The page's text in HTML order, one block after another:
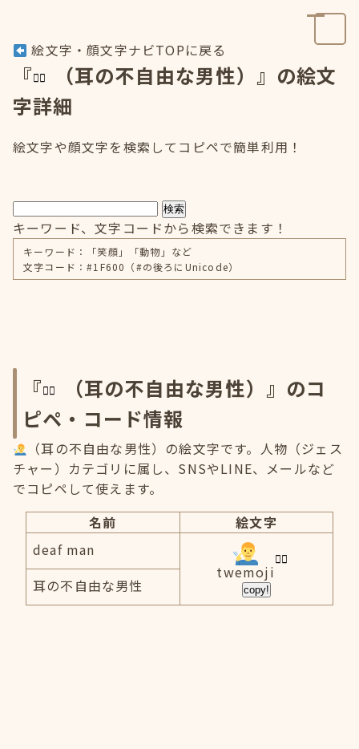
絵文字・顔文字ナビTOPに戻る
『
（耳の不自由な男性）』の絵文
字詳細
絵文字や顔文字を検索してコピペで簡単利用！
検索
キーワード、文字コードから検索できます！
キーワード：「笑顔」「動物」など
文字コード：#1F600（#の後ろにUnicode）
『
（耳の不自由な男性）』のコ
ピペ・コード情報
（耳の不自由な男性）の絵文字です。人物（ジェス
チャー）カテゴリに属し、SNSやLINE、メールなど
でコピペして使えます。
名前
絵文字
deaf man
twemoji
copy!
耳の不自由な男性